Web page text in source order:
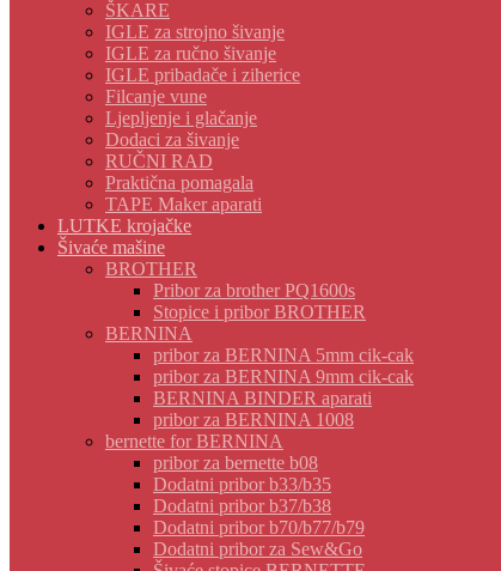
ŠKARE
IGLE za strojno šivanje
IGLE za ručno šivanje
IGLE pribadače i ziherice
Filcanje vune
Ljepljenje i glačanje
Dodaci za šivanje
RUČNI RAD
Praktična pomagala
TAPE Maker aparati
LUTKE krojačke
Šivaće mašine
BROTHER
Pribor za brother PQ1600s
Stopice i pribor BROTHER
BERNINA
pribor za BERNINA 5mm cik-cak
pribor za BERNINA 9mm cik-cak
BERNINA BINDER aparati
pribor za BERNINA 1008
bernette for BERNINA
pribor za bernette b08
Dodatni pribor b33/b35
Dodatni pribor b37/b38
Dodatni pribor b70/b77/b79
Dodatni pribor za Sew&Go